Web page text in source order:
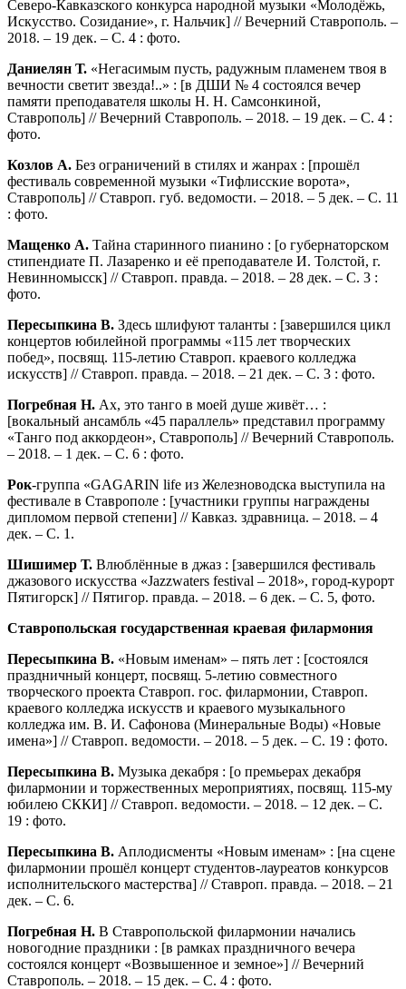
Северо-Кавказского конкурса народной музыки «Молодёжь,
Искусство. Созидание», г. Нальчик] // Вечерний Ставрополь. –
2018. – 19 дек. – С. 4 : фото.
Даниелян Т. «Негасимым пусть, радужным пламенем твоя в
вечности светит звезда!..» : [в ДШИ № 4 состоялся вечер
памяти преподавателя школы Н. Н. Самсонкиной,
Ставрополь] // Вечерний Ставрополь. – 2018. – 19 дек. – С. 4 :
фото.
Козлов А. Без ограничений в стилях и жанрах : [прошёл
фестиваль современной музыки «Тифлисские ворота»,
Ставрополь] // Ставроп. губ. ведомости. – 2018. – 5 дек. – С. 11
: фото.
Мащенко А. Тайна старинного пианино : [о губернаторском
стипендиате П. Лазаренко и её преподавателе И. Толстой, г.
Невинномысск] // Ставроп. правда. – 2018. – 28 дек. – С. 3 :
фото.
Пересыпкина В. Здесь шлифуют таланты : [завершился цикл
концертов юбилейной программы «115 лет творческих
побед», посвящ. 115-летию Ставроп. краевого колледжа
искусств] // Ставроп. правда. – 2018. – 21 дек. – С. 3 : фото.
Погребная Н. Ах, это танго в моей душе живёт… :
[вокальный ансамбль «45 параллель» представил программу
«Танго под аккордеон», Ставрополь] // Вечерний Ставрополь.
– 2018. – 1 дек. – С. 6 : фото.
Рок-группа «GAGARIN life из Железноводска выступила на
фестивале в Ставрополе : [участники группы награждены
дипломом первой степени] // Кавказ. здравница. – 2018. – 4
дек. – С. 1.
Шишимер Т. Влюблённые в джаз : [завершился фестиваль
джазового искусства «Jazzwaters festival – 2018», город-курорт
Пятигорск] // Пятигор. правда. – 2018. – 6 дек. – С. 5, фото.
Ставропольская государственная краевая филармония
Пересыпкина В. «Новым именам» – пять лет : [состоялся
праздничный концерт, посвящ. 5-летию совместного
творческого проекта Ставроп. гос. филармонии, Ставроп.
краевого колледжа искусств и краевого музыкального
колледжа им. В. И. Сафонова (Минеральные Воды) «Новые
имена»] // Ставроп. ведомости. – 2018. – 5 дек. – С. 19 : фото.
Пересыпкина В. Музыка декабря : [о премьерах декабря
филармонии и торжественных мероприятиях, посвящ. 115-му
юбилею СККИ] // Ставроп. ведомости. – 2018. – 12 дек. – С.
19 : фото.
Пересыпкина В. Аплодисменты «Новым именам» : [на сцене
филармонии прошёл концерт студентов-лауреатов конкурсов
исполнительского мастерства] // Ставроп. правда. – 2018. – 21
дек. – С. 6.
Погребная Н. В Ставропольской филармонии начались
новогодние праздники : [в рамках праздничного вечера
состоялся концерт «Возвышенное и земное»] // Вечерний
Ставрополь. – 2018. – 15 дек. – С. 4 : фото.